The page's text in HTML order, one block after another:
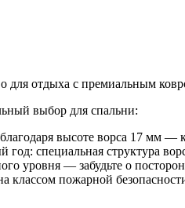
для отдыха с премиальным
выбор для спальни:
благодаря высоте ворса 17 мм —
год: специальная структура
уровня — забудьте о
классом пожарной